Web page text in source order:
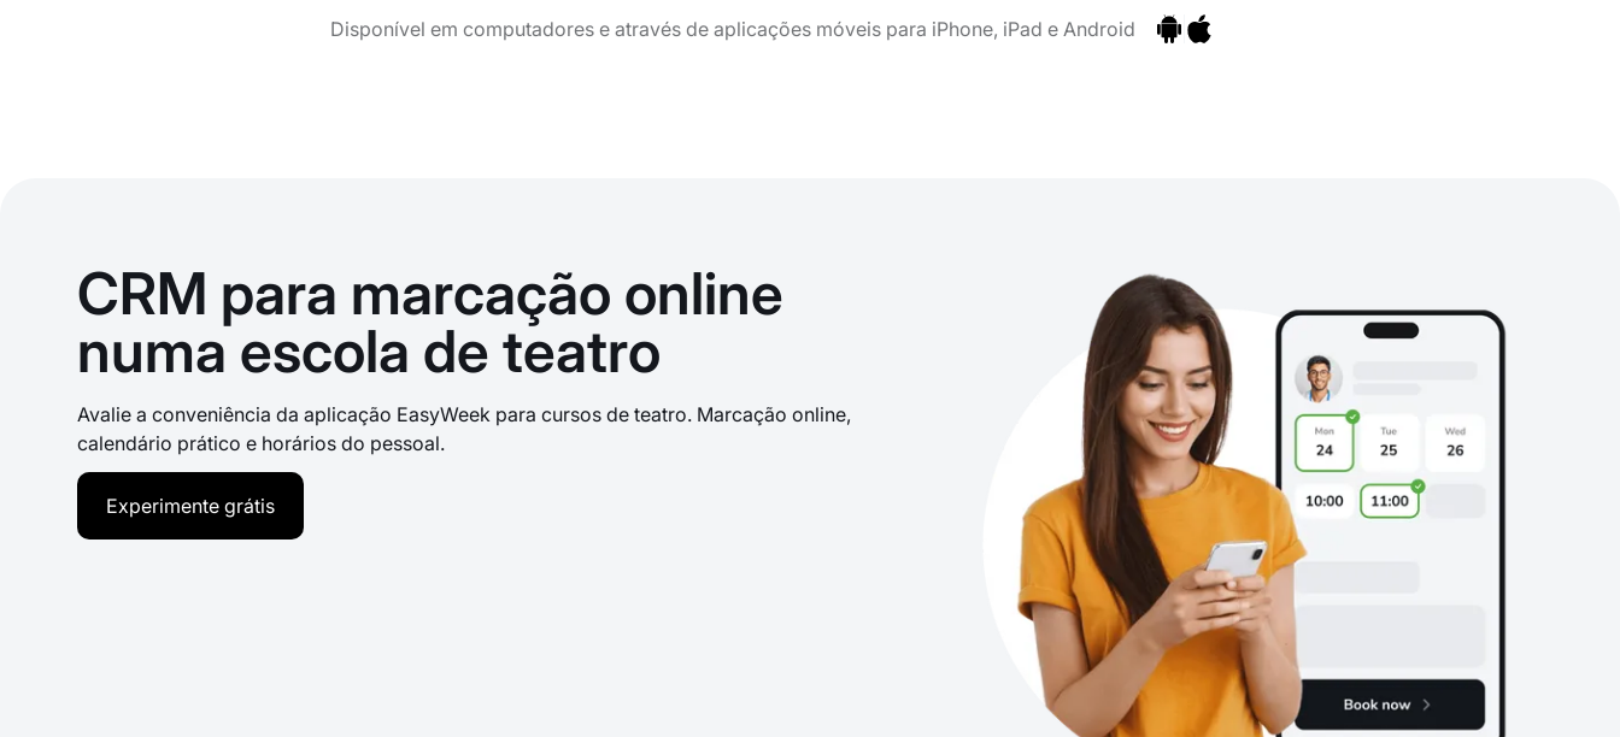
Disponível em computadores e através de aplicações móveis para iPhone, iPad e Android
CRM para marcação online
numa escola de teatro
Avalie a conveniência da aplicação EasyWeek para cursos de teatro. Marcação online,
calendário prático e horários do pessoal.
Experimente grátis